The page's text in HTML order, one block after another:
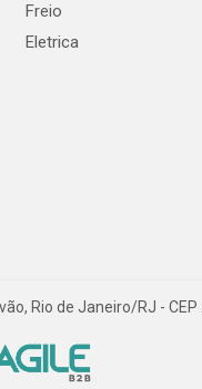
Freio
Eletrica
Rio de Janeiro/RJ -